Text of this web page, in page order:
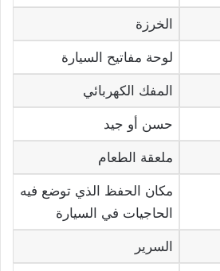
الخرزة
لوحة مفاتيح السيارة
المفك الكهربائي
حسن أو جيد
ملعقة الطعام
مكان الحفظ الذي توضع فيه
الحاجيات في السيارة
السرير